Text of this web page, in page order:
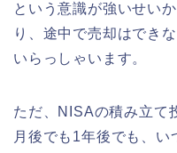
という意識が強いせい
り、途中で売却はでき
いらっしゃいます。
ただ、NISAの積み立て
月後でも1年後でも、い